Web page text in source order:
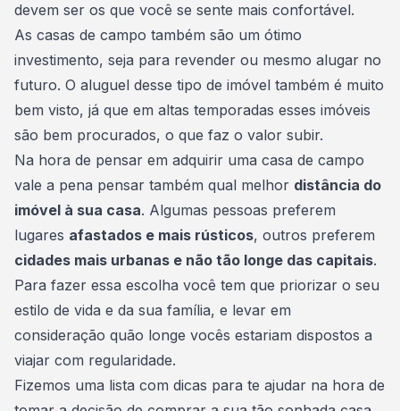
devem ser os que você se sente mais confortável.
As casas de campo também são um ótimo
investimento, seja para revender ou mesmo alugar no
futuro. O aluguel desse tipo de imóvel também é muito
bem visto, já que em altas temporadas esses imóveis
são bem procurados, o que faz o valor subir.
Na hora de pensar em adquirir uma casa de campo
vale a pena pensar também qual melhor distância do
imóvel à sua casa. Algumas pessoas preferem
lugares afastados e mais rústicos, outros preferem
cidades mais urbanas e não tão longe das capitais.
Para fazer essa escolha você tem que priorizar o seu
estilo de vida e da sua família, e levar em
consideração quão longe vocês estariam dispostos a
viajar com regularidade.
Fizemos uma lista com dicas para te ajudar na hora de